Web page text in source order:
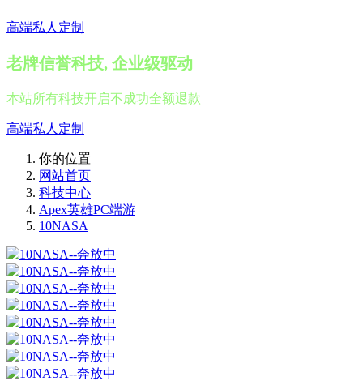
高端私人定制
老牌信誉科技, 企业级驱动
本站所有科技开启不成功全额退款
高端私人定制
你的位置
网站首页
科技中心
Apex英雄PC端游
10NASA